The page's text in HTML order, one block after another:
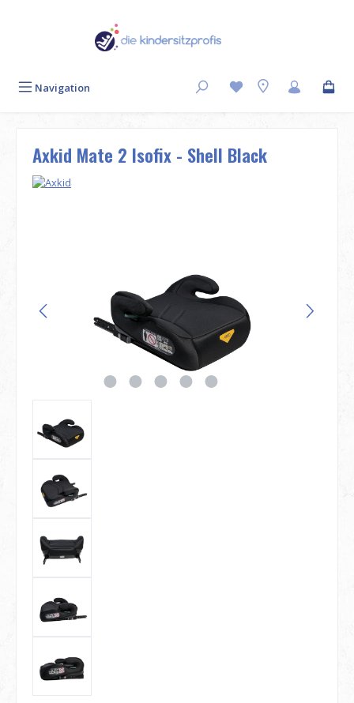
Navigation
Axkid Mate 2 Isofix - Shell Black